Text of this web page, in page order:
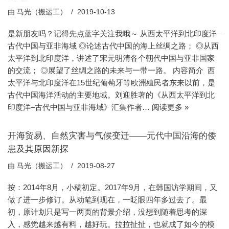
由 马光（搬运工） 2019-10-13
是新朋友吗？记得先点蓝字关注我哦～ 从西太平洋到北印度洋–
古代中国与亚非海域 ◎论述古代中国的海上丝绸之路； ◎从西
太平洋到北印度洋，讲述了宋元明清各个朝代中国与亚非国家
的交流； ◎展望了丝绸之路的未来与一带一路。 内容简介 西
太平洋与北印度洋在15世纪葡萄牙等欧洲殖民者东来以前，是
古代中国海洋活动的主要地域。刘迎胜著的《从西太平洋到北
印度洋–古代中国与亚非海域》汇集作者… 阅读更多 »
开海贸易、自然灾害与气候变迁——元代中国沿海的倭
患及其原因新探
由 马光（搬运工） 2019-08-27
按：2014年8月，小稿初定。2017年9月，在韩国访学期间，又
做了进一步修订。从动笔到现在，一眨眼四年多过去了。最
初，原计划只是写一两页的背景介绍，没想到随着思考的深
入，感觉越来越有料，越好玩。拉拉扯扯，也就成了如今的模